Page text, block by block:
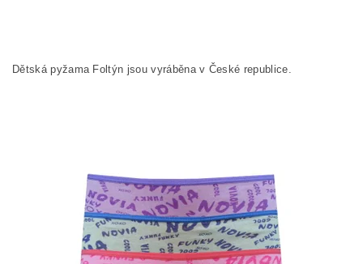
Dětská pyžama Foltýn jsou vyráběna v České republice.